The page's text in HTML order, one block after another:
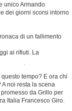
unico Armando
dei giorni scorsi intorno
di un fallimento
ai rifiuti. La
tempo? E ora chi
noi resta la scena
da Grillo per
Italia Francesco Giro.